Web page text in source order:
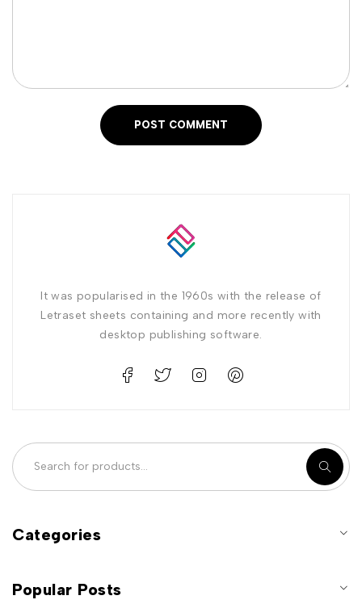
POST COMMENT
It was popularised in the 1960s with the release of
Letraset sheets containing and more recently with
desktop publishing software.
Categories
Popular Posts